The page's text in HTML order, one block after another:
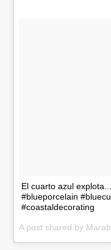
El cuarto azul
#blueporcelain
#coastaldecorating